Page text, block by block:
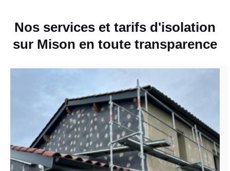
Nos services et tarifs d'isolation
sur Mison en toute transparence